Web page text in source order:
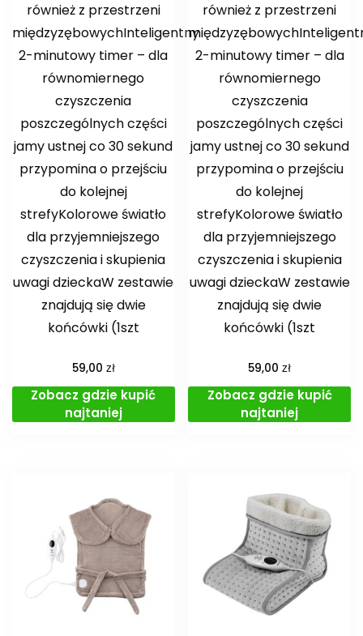
również z przestrzeni
międzyzębowychInteligentny
2-minutowy timer – dla
równomiernego
czyszczenia
poszczególnych części
jamy ustnej co 30 sekund
przypomina o przejściu
do kolejnej
strefyKolorowe światło
dla przyjemniejszego
czyszczenia i skupienia
uwagi dzieckaW zestawie
znajdują się dwie
końcówki (1szt
59,00 zł
Zobacz gdzie kupić
najtaniej
również z przestrzeni
2-minutowy timer – dla
równomiernego
czyszczenia
poszczególnych części
jamy ustnej co 30 sekund
przypomina o przejściu
do kolejnej
strefyKolorowe światło
dla przyjemniejszego
czyszczenia i skupienia
uwagi dzieckaW zestawie
znajdują się dwie
końcówki (1szt
59,00zł
Zobacz gdzie kupić
najtaniej